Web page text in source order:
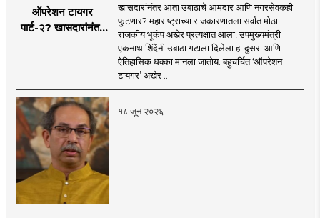
ऑपरेशन टायगर
पार्ट-२? खासदारांनंतर
खासदारांनंतर आता उबाठाचे आमदार आणि नगरसेवकही
फुटणार? महाराष्ट्राच्या राजकारणातला सर्वात मोठा
राजकीय भूकंप अखेर प्रत्यक्षात आला! उपमुख्यमंत्री
एकनाथ शिंदेंनी उबाठा गटाला दिलेला हा दुसरा आणि
ऐतिहासिक धक्का मानला जातोय. बहुचर्चित ‘ऑपरेशन
टायगर’ अखेर ..
१८ जून २०२६